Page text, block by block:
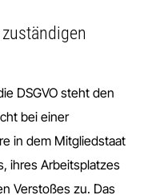
DSGVO steht den
bei einer
in dem Mitgliedstaat
ihres Arbeitsplatzes
Verstoßes zu. Das